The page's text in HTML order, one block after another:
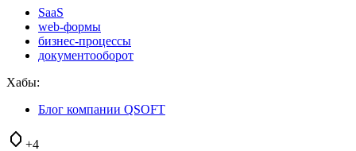
SaaS
web-формы
бизнес-процессы
документооборот
Хабы:
Блог компании QSOFT
+4